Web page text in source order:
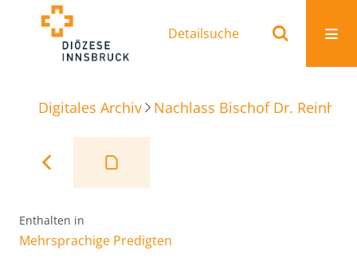
Detailsuche
Digitales Archiv Nachlass Bischof Dr.
Enthalten in
Mehrsprachige Predigten